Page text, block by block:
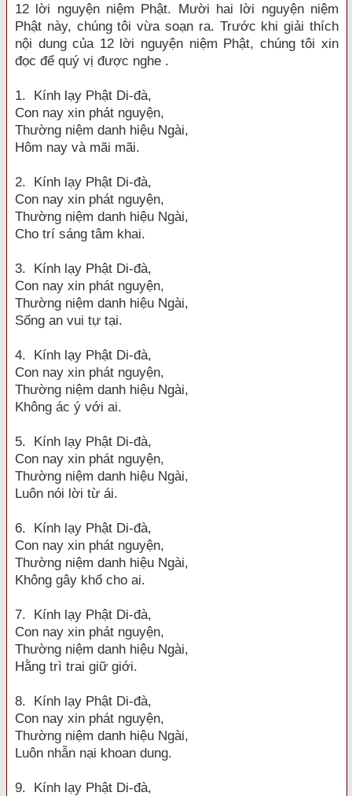
12 lời nguyện niệm Phật. Mười hai lời nguyện niệm
Phật này, chúng tôi vừa soạn ra. Trước khi giải thích
nội dung của 12 lời nguyện niệm Phật, chúng tôi xin
đọc để quý vị được nghe .
1. Kính lạy Phật Di-đà,
Con nay xin phát nguyện,
Thường niệm danh hiệu Ngài,
Hôm nay và mãi mãi.
2. Kính lạy Phật Di-đà,
Con nay xin phát nguyện,
Thường niệm danh hiệu Ngài,
Cho trí sáng tâm khai.
3. Kính lạy Phật Di-đà,
Con nay xin phát nguyện,
Thường niệm danh hiệu Ngài,
Sống an vui tự tại.
4. Kính lạy Phật Di-đà,
Con nay xin phát nguyện,
Thường niệm danh hiệu Ngài,
Không ác ý với ai.
5. Kính lạy Phật Di-đà,
Con nay xin phát nguyện,
Thường niệm danh hiệu Ngài,
Luôn nói lời từ ái.
6. Kính lạy Phật Di-đà,
Con nay xin phát nguyện,
Thường niệm danh hiệu Ngài,
Không gây khổ cho ai.
7. Kính lạy Phật Di-đà,
Con nay xin phát nguyện,
Thường niệm danh hiệu Ngài,
Hằng trì trai giữ giới.
8. Kính lạy Phật Di-đà,
Con nay xin phát nguyện,
Thường niệm danh hiệu Ngài,
Luôn nhẫn nại khoan dung.
9. Kính lạy Phật Di-đà,